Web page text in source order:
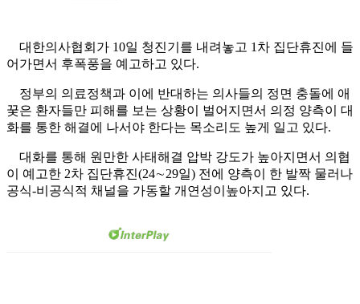
대한의사협회가 10일 청진기를 내려놓고 1차 집단휴진에 들
어가면서 후폭풍을 예고하고 있다.
정부의 의료정책과 이에 반대하는 의사들의 정면 충돌에 애
꿎은 환자들만 피해를 보는 상황이 벌어지면서 의정 양측이 대
화를 통한 해결에 나서야 한다는 목소리도 높게 일고 있다.
대화를 통해 원만한 사태해결 압박 강도가 높아지면서 의협
이 예고한 2차 집단휴진(24∼29일) 전에 양측이 한 발짝 물러나
공식-비공식적 채널을 가동할 개연성이높아지고 있다.